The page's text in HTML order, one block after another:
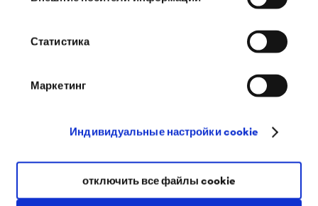
Статистика
Маркетинг
Индивидуальные настройки cookie
отключить все файлы cookie
DELTA -SCHAUM-BAND
Уплотнительная самоклеящаяся лента для защиты
проникновения дождевой и талой воды через места